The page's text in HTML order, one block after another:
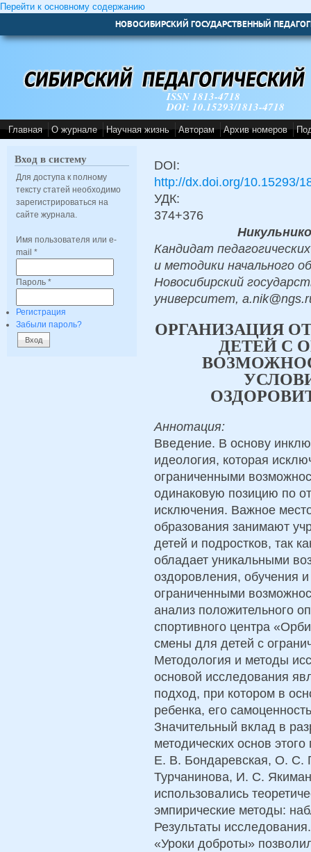
Перейти к основному содержанию
НОВОСИБИРСКИЙ ГОСУДАРСТВЕННЫЙ
ISSN 1813-4718
DOI: 10.15293/1813-4718
Главная О журнале Научная жизнь Авторам Архив номеров
Вход в систему
Для доступа к полному
тексту статей необходимо
зарегистрироваться на
сайте журнала.
Имя пользователя или e-
mail *
Пароль *
Регистрация
Забыли пароль?
DOI:
http://dx.doi.org/10.15293/
УДК:
374+376
Кандидат
и методики начального
Новосибирский
университет,
ОРГАНИЗАЦИЯ
ДЕТЕЙ С
Аннотация:
Введение. В основу
идеология, которая
ограниченными
одинаковую позицию по
исключения. Важное
образования занимают
детей и подростков, так
обладает уникальными
оздоровления, обучения
ограниченными
анализ положительного
спортивного центра
смены для детей с
Методология и методы
основой исследования
подход, при котором в
ребенка, его
Значительный вклад в
методических основ
Е. В. Бондаревская, О.
Турчанинова, И. С.
использовались
эмпирические методы:
Результаты
«Уроки доброты»